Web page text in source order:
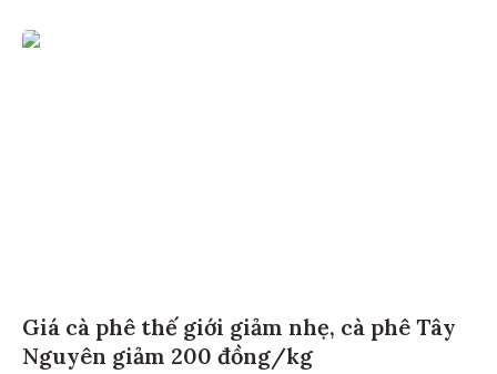
Giá cà phê thế giới giảm nhẹ, cà phê Tây
Nguyên giảm 200 đồng/kg